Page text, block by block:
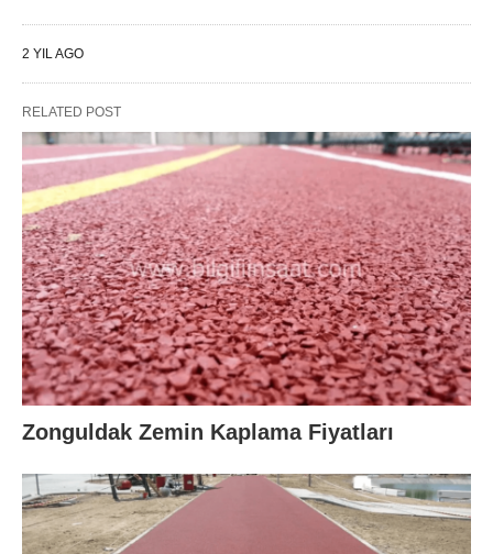
2 YIL AGO
RELATED POST
Zonguldak Zemin Kaplama Fiyatları